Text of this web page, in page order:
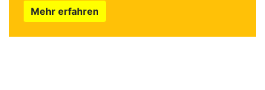
Mehr erfahren